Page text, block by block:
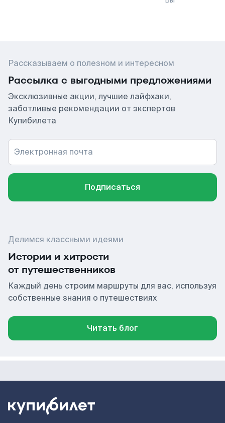
Рассказываем о полезном и интересном
Рассылка с выгодными предложениями
Эксклюзивные акции, лучшие лайфхаки,
заботливые рекомендации от экспертов
Купибилета
Электронная почта
Подписаться
Делимся классными идеями
Истории и хитрости
от путешественников
Каждый день строим маршруты для вас, используя
собственные знания о путешествиях
Читать блог